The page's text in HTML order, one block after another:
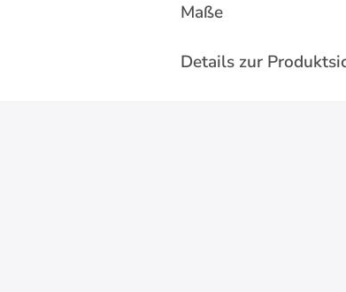
Maße
Details zur